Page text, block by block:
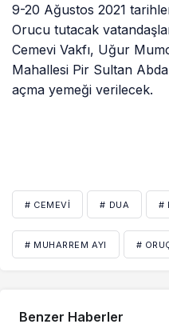
9-20 Ağustos 2021
Orucu tutacak
Cemevi Vakfı, Uğur
Mahallesi Pir Sultan
açma yemeği verilecek.
# CEMEVI # DUA #
# MUHARREM AYI #
Benzer Haberler